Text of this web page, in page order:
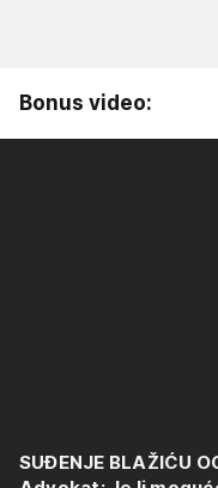
Bonus video:
SUĐENJE BLAŽIĆU